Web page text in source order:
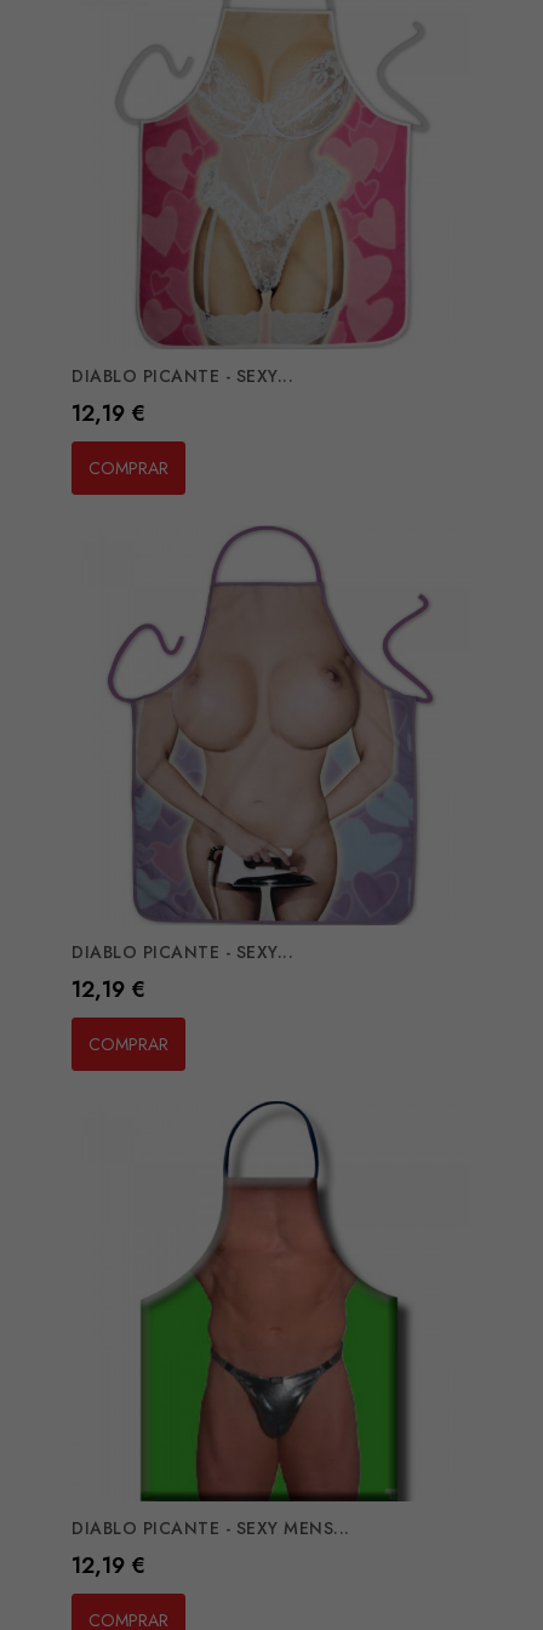
DIABLO PICANTE - SEXY...
Preço
12,19 €
COMPRAR
DIABLO PICANTE - SEXY...
Preço
12,19 €
COMPRAR
DIABLO PICANTE - SEXY MENS...
Preço
12,19 €
COMPRAR